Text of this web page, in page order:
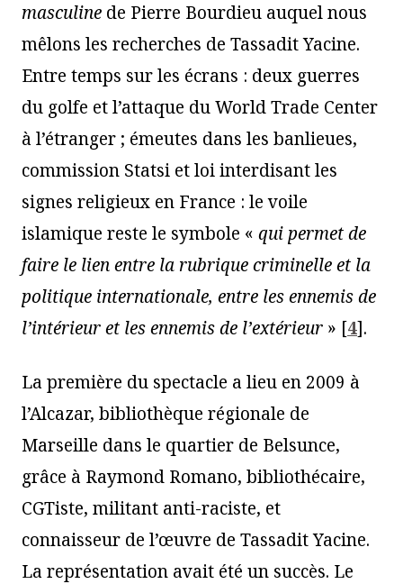
masculine de Pierre Bourdieu auquel nous
mêlons les recherches de Tassadit Yacine.
Entre temps sur les écrans : deux guerres
du golfe et l’attaque du World Trade Center
à l’étranger ; émeutes dans les banlieues,
commission Statsi et loi interdisant les
signes religieux en France : le voile
islamique reste le symbole « qui permet de
faire le lien entre la rubrique criminelle et la
politique internationale, entre les ennemis de
l’intérieur et les ennemis de l’extérieur » [4].
La première du spectacle a lieu en 2009 à
l’Alcazar, bibliothèque régionale de
Marseille dans le quartier de Belsunce,
grâce à Raymond Romano, bibliothécaire,
CGTiste, militant anti-raciste, et
connaisseur de l’œuvre de Tassadit Yacine.
La représentation avait été un succès. Le